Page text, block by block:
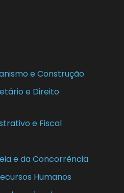
e Construção
e Direito
e Fiscal
e da Concorrência
Humanos